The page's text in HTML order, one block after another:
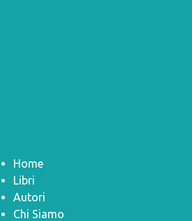
Home
Libri
Autori
Chi Siamo